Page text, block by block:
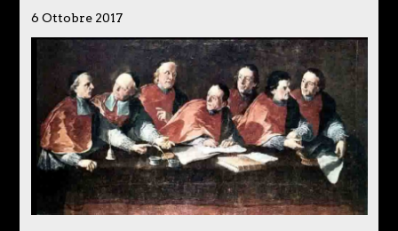
6 Ottobre 2017